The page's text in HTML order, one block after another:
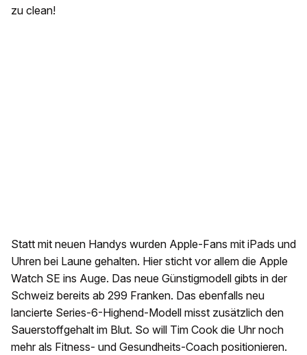
zu clean!
Statt mit neuen Handys wurden Apple-Fans mit iPads und
Uhren bei Laune gehalten. Hier sticht vor allem die Apple
Watch SE ins Auge. Das neue Günstigmodell gibts in der
Schweiz bereits ab 299 Franken. Das ebenfalls neu
lancierte Series-6-Highend-Modell misst zusätzlich den
Sauerstoffgehalt im Blut. So will Tim Cook die Uhr noch
mehr als Fitness- und Gesundheits-Coach positionieren.